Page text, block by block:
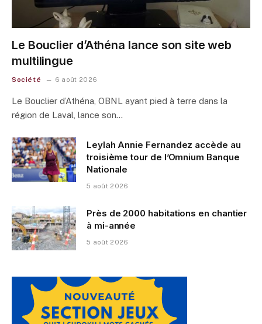
Le Bouclier d’Athéna lance son site web
multilingue
Société 6 août 2026
Le Bouclier d’Athéna, OBNL ayant pied à terre dans la
région de Laval, lance son…
Leylah Annie Fernandez accède au
troisième tour de l’Omnium Banque
Nationale
5 août 2026
Près de 2000 habitations en chantier
à mi-année
5 août 2026